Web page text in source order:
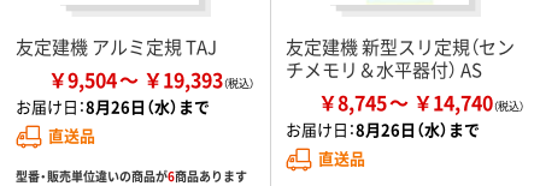
友定建機 アルミ定規 TAJ
￥9,504 ￥19,393
お届け日：8月26日（水）まで
直送品
型番・販売単位違いの商品が6商品あります
友定建機 新型スリ定規（セン
チメモリ＆水平器付） AS
￥8,745 ￥14,740
お届け日：8月26日（水）まで
直送品